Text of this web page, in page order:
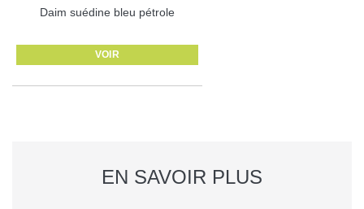
Daim suédine bleu pétrole
VOIR
EN SAVOIR PLUS